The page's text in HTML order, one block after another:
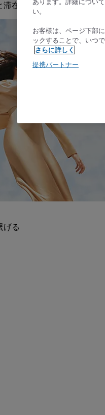
在をユニークにするもの
げる
あります。詳細につい
い。
お客様は、ページ下部
ックすることで、いつ
さらに詳しく
提携パートナー